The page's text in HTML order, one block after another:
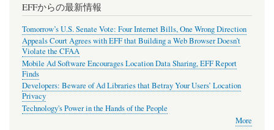
EFFからの最新情報
Tomorrow’s U.S. Senate Vote: Four Internet Bills, One Wrong Direction
Appeals Court Agrees with EFF that Building a Web Browser Doesn’t
Violate the CFAA
Mobile Ad Software Encourages Location Data Sharing, EFF Report
Finds
Developers: Beware of Ad Libraries that Betray Your Users’ Location
Privacy
Technology's Power in the Hands of the People
More